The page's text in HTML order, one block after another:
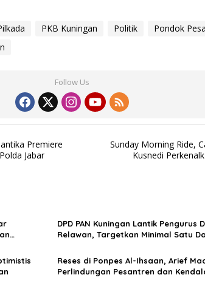
PKB Kuningan Politik
Pondok
Follow Us
Premiere
Jabar
Sunday Morning Ride,
Kusnedi
DPD PAN Kuningan Lantik Pengurus
Relawan, Targetkan Minimal Satu
Reses di Ponpes Al-Ihsaan, Arief
Perlindungan Pesantren dan